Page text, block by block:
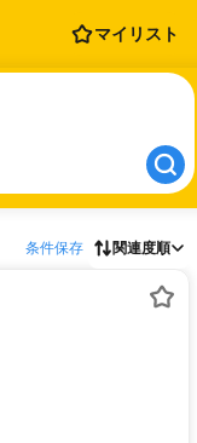
マイリスト
条件保存 関連度順